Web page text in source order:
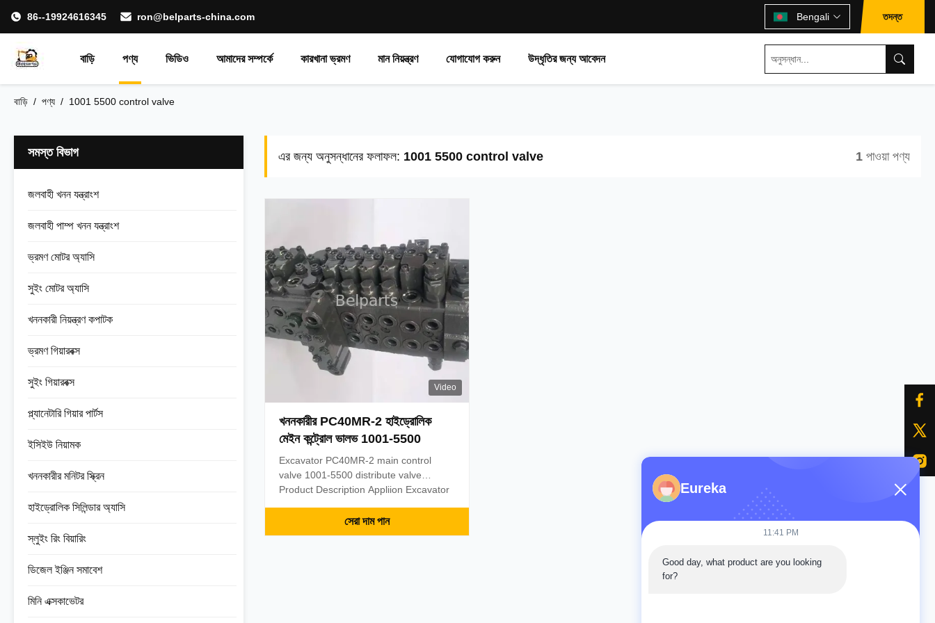
86--19924616345 ron@belparts-china.com Bengali তদন্ত
বাড়ি পণ্য ভিডিও আমাদের সম্পর্কে কারখানা ভ্রমণ মান নিয়ন্ত্রণ যোগাযোগ করুন উদ্ধৃতির জন্য আবেদন
বাড়ি / পণ্য / 1001 5500 control valve
সমস্ত বিভাগ
জলবাহী খনন যন্ত্রাংশ
জলবাহী পাম্প খনন যন্ত্রাংশ
ভ্রমণ মোটর অ্যাসি
সুইং মোটর অ্যাসি
খননকারী নিয়ন্ত্রণ কপাটক
ভ্রমণ গিয়ারবক্স
সুইং গিয়ারবক্স
প্ল্যানেটারি গিয়ার পার্টস
ইসিইউ নিয়ামক
খননকারীর মনিটর স্ক্রিন
হাইড্রোলিক সিলিন্ডার অ্যাসি
স্লুইং রিং বিয়ারিং
ডিজেল ইঞ্জিন সমাবেশ
মিনি এক্সকাভেটর
এর জন্য অনুসন্ধানের ফলাফল: 1001 5500 control valve 1 পাওয়া পণ্য
Video
খননকারীর PC40MR-2 হাইড্রোলিক
মেইন কন্ট্রোল ভালভ 1001-5500
Excavator PC40MR-2 main control
valve 1001-5500 distribute valve
Product Description Appliion Excavator
number 1001-5500 Warranty
Negotiable Payment term T/T, Western
সেরা দাম পান
Eureka
11:41 PM
Good day, what product are you looking
for?